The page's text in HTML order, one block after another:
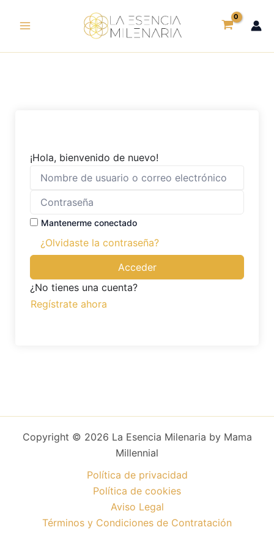
¡Hola, bienvenido de nuevo!
Mantenerme conectado
¿Olvidaste la contraseña?
Acceder
¿No tienes una cuenta?
Regístrate ahora
Copyright © 2026 La Esencia Milenaria by Mama
Millennial
Política de privacidad
Política de cookies
Aviso Legal
Términos y Condiciones de Contratación